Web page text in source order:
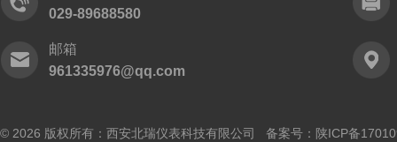
029-89688580
邮箱
961335976@qq.com
© 2026 版权所有：西安北瑞仪表科技有限公司 备案号： 陕ICP备